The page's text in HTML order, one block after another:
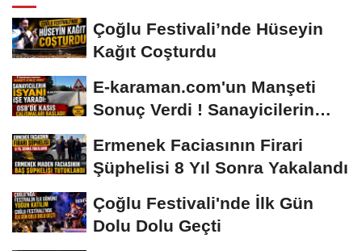
Çoğlu Festivali’nde Hüseyin
Kağıt Coşturdu
E-karaman.com'un Manşeti
Sonuç Verdi ! Sanayicilerin
Ermenek Faciasının Firari
Şüphelisi 8 Yıl Sonra Yakalandı
Çoğlu Festivali'nde İlk Gün
Dolu Dolu Geçti